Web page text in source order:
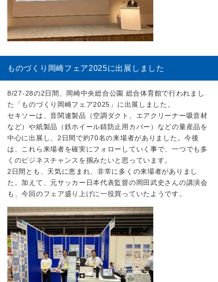
ものづくり岡崎フェア2025に出展しました
8/27-28の2日間、岡崎中央総合公園 総合体育館で行われまし
た「ものづくり岡崎フェア2025」に出展しました。
セキソーは、音関連製品（空調ダクト、エアクリーナー吸音材
など）や紙製品（鉄ホイール錆防止用カバー）などの量産品を
中心に出展し、2日間で約70名の来場者がありました。今後
は、これら来場者を確実にフォローしていく事で、一つでも多
くのビジネスチャンスを掴みたいと思っています。
2日間とも、天気に恵まれ、非常に多くの来場者がありまし
た。加えて、元サッカー日本代表監督の岡田武史さんの講演会
も、今回のフェア盛り上げに一役買っていたようです。